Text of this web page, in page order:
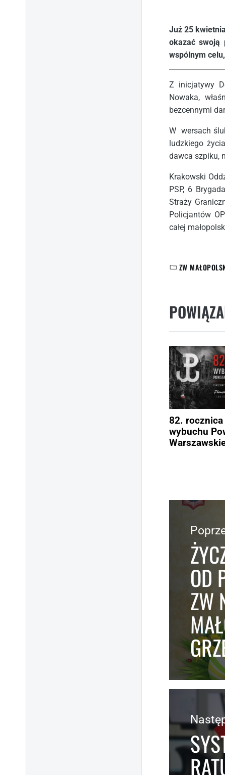
Już 25
okazać swoją
wspólnym
Z inicjatywy
Nowaka,
bezcennymi
W wersach
ludzkiego
dawca szpiku,
Krakowski
PSP, 6
Straży
Policjantów
całej
KATEGORIE:
ZW
82. rocznica
wybuchu
OD
ZW